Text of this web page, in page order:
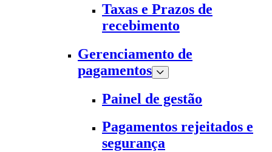
Taxas e Prazos de
recebimento
Gerenciamento de
pagamentos
Painel de gestão
Pagamentos rejeitados e
segurança